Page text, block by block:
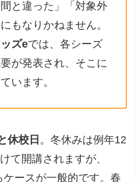
と違った」「対象外
もなりかねません。
ズeでは、各シーズ
が発表され、そこに
います。
休校日 。冬休みは例年12
て開講されますが、
ケースが一般的です。春